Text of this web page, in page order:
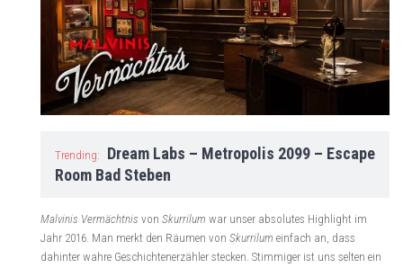
Trending:
Dream Labs – Metropolis 2099 – Escape
Room Bad Steben
Malvinis Vermächtnis von Skurrilum war unser absolutes Highlight im
Jahr 2016. Man merkt den Räumen von Skurrilum einfach an, dass
dahinter wahre Geschichtenerzähler stecken. Stimmiger ist uns selten ein